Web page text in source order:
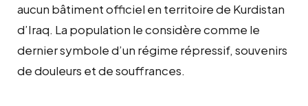
aucun bâtiment officiel en territoire de Kurdistan
d’Iraq. La population le considère comme le
dernier symbole d’un régime répressif, souvenirs
de douleurs et de souffrances.